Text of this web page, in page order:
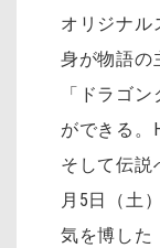
オリジナル
身が物語の
「ドラゴ
ができる。
そして伝説
月5日（土
気を博した